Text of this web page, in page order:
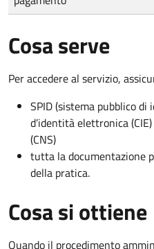
Cosa serve
Per accedere al servizio,
SPID (sistema pubblico
d’identità elettronica
(CNS)
tutta la documentazione
della pratica.
Cosa si ottiene
Quando il procedimento